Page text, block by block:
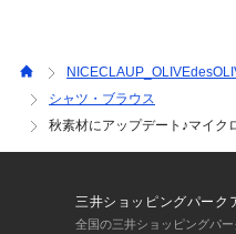
＜ お気に入り追加がお
・「?お気に入りに追加」で
の通知を受け取ること
などお得な情報を受け
※詳しい洗濯方法について
シャツ・ブラウス
秋素材にアップデート♪マイク
三井ショッピングパーク
全国の三井ショッピングパ